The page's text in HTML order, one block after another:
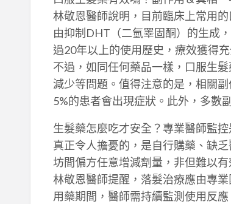
林敬恩醫師說明，目前臨床上常用
由抑制DHT（二氫睪固酮）的生成
過20年以上的使用歷史，療效獲得充
不過，如同任何藥品一樣，口服生
減少等問題。值得注意的是，相關
5%的患者會出現症狀。此外，多數
生髮藥怎麼吃才安全？專業醫師監
真正令人擔憂的，是自行購藥、缺
坊間偏方任意增減劑量，非但難以
林敬恩醫師提醒，落髮治療應由專
用藥期間，醫師需持續監測使用反